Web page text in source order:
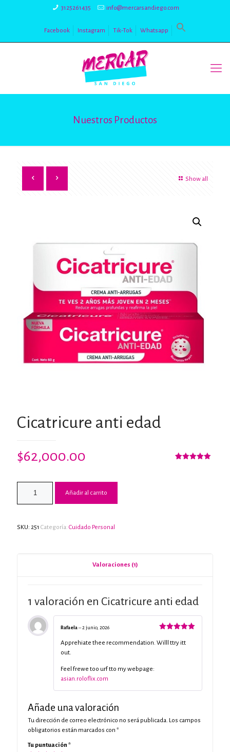
3125261435 info@mercarsandiego.com
Facebook Instagram Tik-Tok Whatsapp
Nuestros Productos
Show all
Cicatricure anti edad
$62,000.00
Añadir al carrito
SKU: 251 Categoría: Cuidado Personal
Valoraciones (1)
1 valoración en Cicatricure anti edad
con5de 5
Rafaela –2 junio, 2026
Apprehiate thee recommendation. Willl ttry itt
out.
Feel frewe too urf tto my webpage:
asian.roloflix.com
Añade una valoración
Tu dirección de correo electrónico no será publicada. Los campos
obligatorios están marcados con *
Tu puntuación *